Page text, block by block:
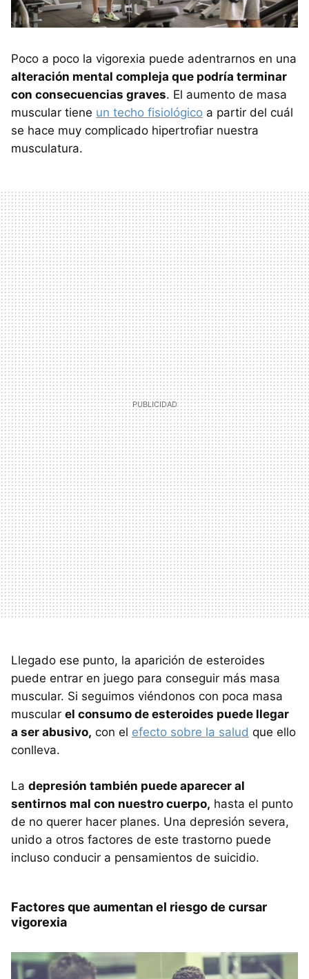
Poco a poco la vigorexia puede adentrarnos en una
alteración mental compleja que podría terminar
con consecuencias graves. El aumento de masa
muscular tiene un techo fisiológico a partir del cuál
se hace muy complicado hipertrofiar nuestra
musculatura.
Llegado ese punto, la aparición de esteroides
puede entrar en juego para conseguir más masa
muscular. Si seguimos viéndonos con poca masa
muscular el consumo de esteroides puede llegar
a ser abusivo, con el efecto sobre la salud que ello
conlleva.
La depresión también puede aparecer al
sentirnos mal con nuestro cuerpo, hasta el punto
de no querer hacer planes. Una depresión severa,
unido a otros factores de este trastorno puede
incluso conducir a pensamientos de suicidio.
Factores que aumentan el riesgo de cursar
vigorexia